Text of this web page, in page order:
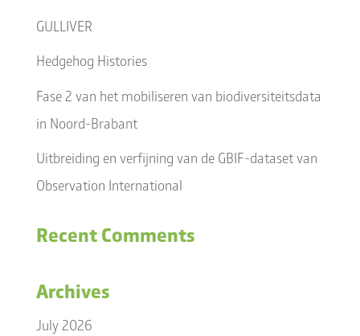
GULLIVER
Hedgehog Histories
Fase 2 van het mobiliseren van biodiversiteitsdata
in Noord-Brabant
Uitbreiding en verfijning van de GBIF-dataset van
Observation International
Recent Comments
Archives
July 2026